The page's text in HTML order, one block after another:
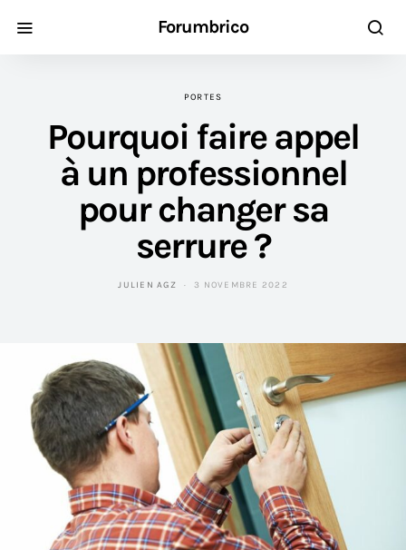
Forumbrico
PORTES
Pourquoi faire appel
à un professionnel
pour changer sa
serrure ?
JULIEN AGZ 3 NOVEMBRE 2022